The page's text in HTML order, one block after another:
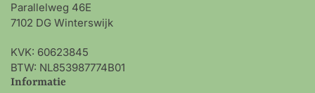
Parallelweg 46E
7102 DG Winterswijk
KVK: 60623845
BTW: NL853987774B01
Informatie